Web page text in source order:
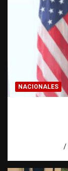
NACIONALES